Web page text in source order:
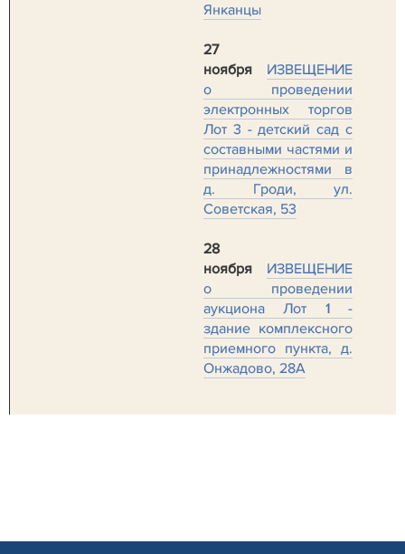
Янканцы
27
ноября
ИЗВЕЩЕНИЕ
о проведении
электронных торгов
Лот 3 - детский сад с
составными частями и
принадлежностями в
д. Гроди, ул.
Советская, 53
28
ноября
ИЗВЕЩЕНИЕ
о проведении
аукциона Лот 1 -
здание комплексного
приемного пункта, д.
Онжадово, 28А